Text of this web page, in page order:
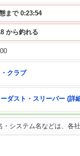
まで 0:23:52
から釣れる
クラブ
ダスト・スリーパー (詳
システム名などは、各